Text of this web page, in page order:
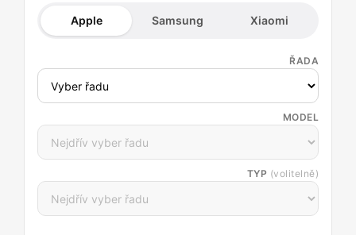
Apple Samsung Xiaomi
ŘADA
MODEL
TYP (volitelně)